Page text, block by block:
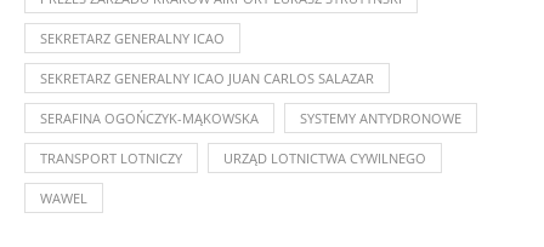
SEKRETARZ GENERALNY ICAO
SEKRETARZ GENERALNY ICAO JUAN CARLOS SALAZAR
SERAFINA OGOŃCZYK-MĄKOWSKA SYSTEMY ANTYDRONOWE
TRANSPORT LOTNICZY URZĄD LOTNICTWA CYWILNEGO
WAWEL